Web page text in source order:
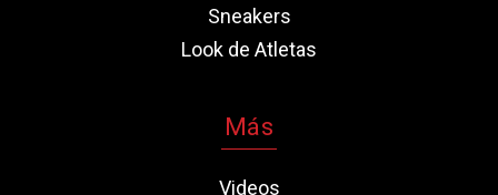
Sneakers
Look de Atletas
Más
Videos